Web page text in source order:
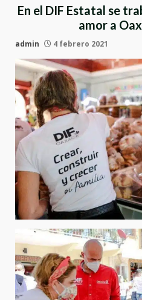
En el DIF Estatal se
amor a
admin 4 febrero 2021